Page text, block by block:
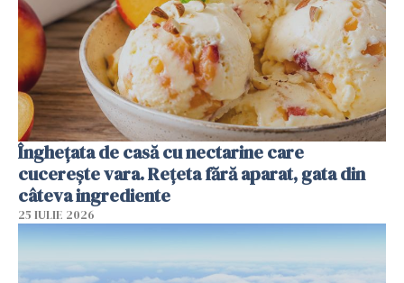
Înghețata de casă cu nectarine care
cucerește vara. Rețeta fără aparat, gata din
câteva ingrediente
25 IULIE 2026